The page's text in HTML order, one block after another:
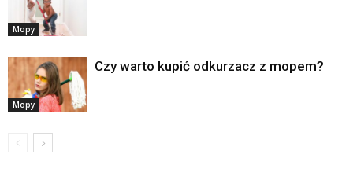
Mopy
Mopy
Czy warto kupić odkurzacz z mopem?